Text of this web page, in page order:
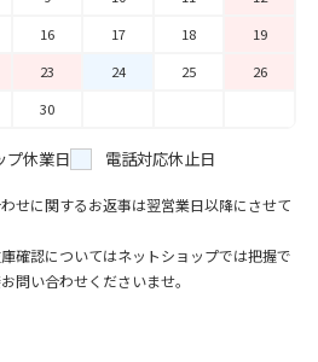
16 17 18
19
23 24 25
26
30
プ休業日 電話対応休止日
せに関するお返事は翌営業日以降にさせて
確認についてはネットショップでは把握で
問い合わせくださいませ。